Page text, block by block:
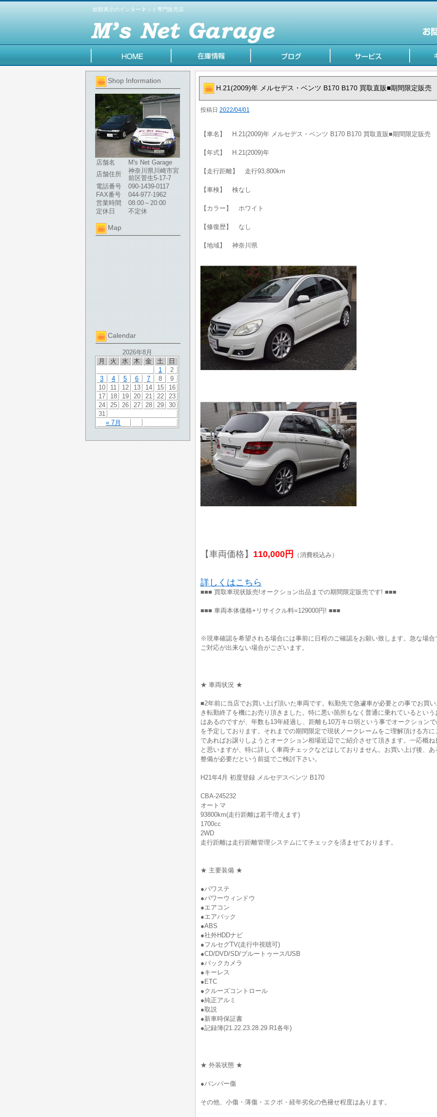
総額表示のインターネット専門販売店
Shop Information
店舗名
M's Net Garage
店舗住所
神奈川県川崎市宮
前区菅生5-17-7
電話番号
090-1439-0117
FAX番号
044-977-1962
営業時間
08:00～20:00
定休日
不定休
Map
Calendar
2026年8月
月
火 水 木 金 土 日
« 7月
1
2
3
4 5 6 7 8
9
10
11 12 13 14 15
16
17
18 19 20 21 22
23
24
25 26 27 28 29
30
31
H.21(2009)年 メルセデス・ベンツ B170 B170 買取直販■期間限定販売
投稿日 2022/04/01
【車名】 H.21(2009)年 メルセデス・ベンツ B170 B170 買取直販■期間限定販売
【年式】 H.21(2009)年
【走行距離】 走行93,800km
【車検】 検なし
【カラー】 ホワイト
【修復歴】 なし
【地域】 神奈川県
【車両価格】 110,000円 （消費税込み）
詳しくはこちら
■■■ 買取車現状販売!オークション出品までの期間限定販売です! ■■■
■■■ 車両本体価格+リサイクル料=129000円! ■■■
※現車確認を希望される場合には事前に日程のご確認をお願い致します。急な場合
ご対応が出来ない場合がございます。
★ 車両状況 ★
■2年前に当店でお買い上げ頂いた車両です。転勤先で急遽車が必要との事でお買
き転勤終了を機にお売り頂きました。特に悪い箇所もなく普通に乗れているという
はあるのですが、年数も13年経過し、距離も10万キロ弱という事でオークション
を予定しております。それまでの期間限定で現状ノークレームをご理解頂ける方に
であればお譲りしようとオークション相場近辺でご紹介させて頂きます。一応概ね
と思いますが、特に詳しく車両チェックなどはしておりません。お買い上げ後、あ
整備が必要だという前提でご検討下さい。
H21年4月 初度登録 メルセデスベンツ B170
CBA-245232
オートマ
93800km(走行距離は若干増えます)
1700cc
2WD
走行距離は走行距離管理システムにてチェックを済ませております。
★ 主要装備 ★
●パワステ
●パワーウィンドウ
●エアコン
●エアバック
●ABS
●社外HDDナビ
●フルセグTV(走行中視聴可)
●CD/DVD/SD/ブルートゥース/USB
●バックカメラ
●キーレス
●ETC
●クルーズコントロール
●純正アルミ
●取説
●新車時保証書
●記録簿(21.22.23.28.29.R1各年)
★ 外装状態 ★
●バンパー傷
その他、小傷・薄傷・エクボ・経年劣化の色褪せ程度はあります。